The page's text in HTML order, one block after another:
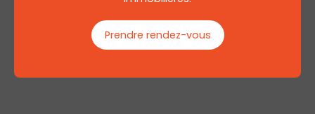
Prendre rendez-vous